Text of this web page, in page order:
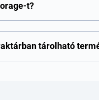
t?
tárolható